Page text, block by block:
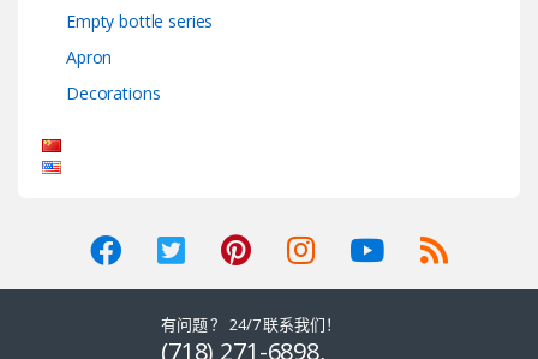
Empty bottle series
Apron
Decorations
有问题 ？ 24/7 联系我们！
(718) 271-6898,